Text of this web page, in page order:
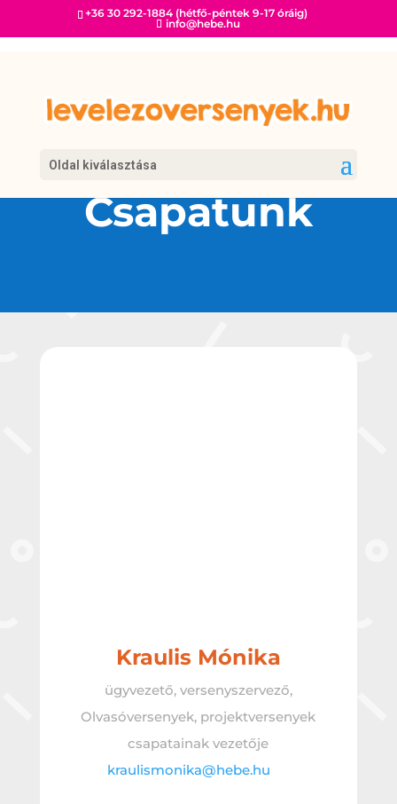
+36 30 292-1884 (hétfő-péntek 9-17 óráig)
info@hebe.hu
Oldal kiválasztása
Csapatunk
Kraulis Mónika
ügyvezető, versenyszervező,
Olvasóversenyek, projektversenyek
csapatainak vezetője
kraulismonika@hebe.hu